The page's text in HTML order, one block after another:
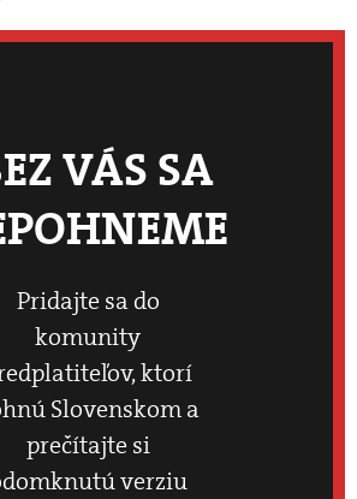
VÁS SA
Pridajte sa do
komunity
ktorí
Slovenskom a
prečítajte si
verziu